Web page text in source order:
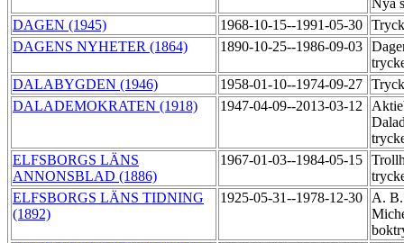
Nya
DAGEN (1945)
1968-10-15--1991-05-30
DAGENS NYHETER (1864)
1890-10-25--1986-09-03
DALABYGDEN (1946)
1958-01-10--1974-09-27
DALADEMOKRATEN (1918)
1947-04-09--2013-03-12
ELFSBORGS LÄNS
ANNONSBLAD (1886)
1967-01-03--1984-05-15
ELFSBORGS LÄNS TIDNING
(1892)
1925-05-31--1978-12-30
A.